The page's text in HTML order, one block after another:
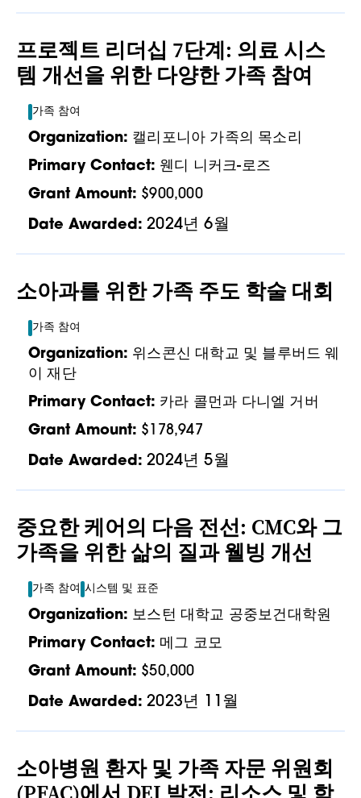
프로젝트 리더십 7단계: 의료 시스
템 개선을 위한 다양한 가족 참여
가족 참여
Organization: 캘리포니아 가족의 목소리
Primary Contact: 웬디 니커크-로즈
Grant Amount: $900,000
Date Awarded: 2024년 6월
소아과를 위한 가족 주도 학술 대회
가족 참여
Organization: 위스콘신 대학교 및 블루버드 웨
이 재단
Primary Contact: 카라 콜먼과 다니엘 거버
Grant Amount: $178,947
Date Awarded: 2024년 5월
중요한 케어의 다음 전선: CMC와 그
가족을 위한 삶의 질과 웰빙 개선
가족 참여 시스템 및 표준
Organization: 보스턴 대학교 공중보건대학원
Primary Contact: 메그 코모
Grant Amount: $50,000
Date Awarded: 2023년 11월
소아병원 환자 및 가족 자문 위원회